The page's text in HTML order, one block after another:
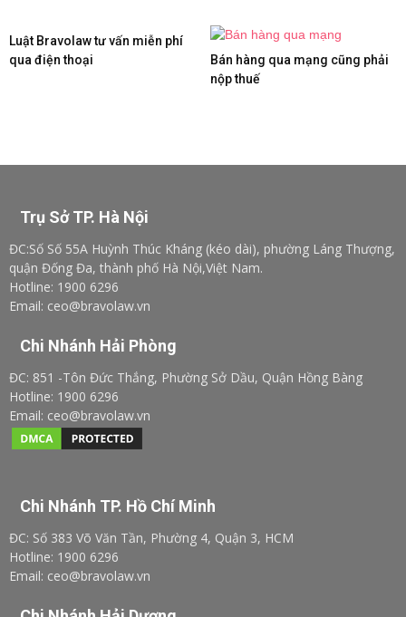
Luật Bravolaw tư vấn miễn phí
qua điện thoại
Bán hàng qua mạng cũng phải
nộp thuế
Trụ Sở TP. Hà Nội
ĐC:Số Số 55A Huỳnh Thúc Kháng (kéo dài), phường Láng Thượng,
quận Đống Đa, thành phố Hà Nội,Việt Nam.
Hotline: 1900 6296
Email: ceo@bravolaw.vn
Chi Nhánh Hải Phòng
ĐC: 851 -Tôn Đức Thắng, Phường Sở Dầu, Quận Hồng Bàng
Hotline: 1900 6296
Email: ceo@bravolaw.vn
Chi Nhánh TP. Hồ Chí Minh
ĐC: Số 383 Võ Văn Tần, Phường 4, Quận 3, HCM
Hotline: 1900 6296
Email: ceo@bravolaw.vn